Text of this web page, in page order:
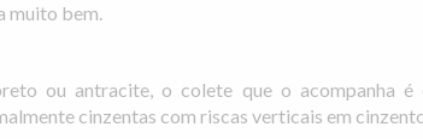
muito bem.
ou antracite, o colete que o acompanha é
cinzentas com riscas verticais em